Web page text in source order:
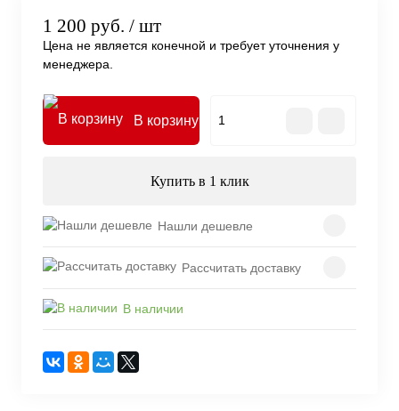
1 200 руб. / шт
Цена не является конечной и требует уточнения у
менеджера.
В корзину
Купить в 1 клик
Нашли дешевле
Рассчитать доставку
В наличии